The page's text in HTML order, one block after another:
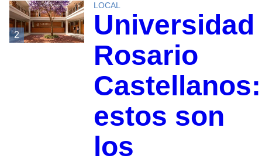
2
LOCAL
Universidad
Rosario
Castellanos:
estos son
los